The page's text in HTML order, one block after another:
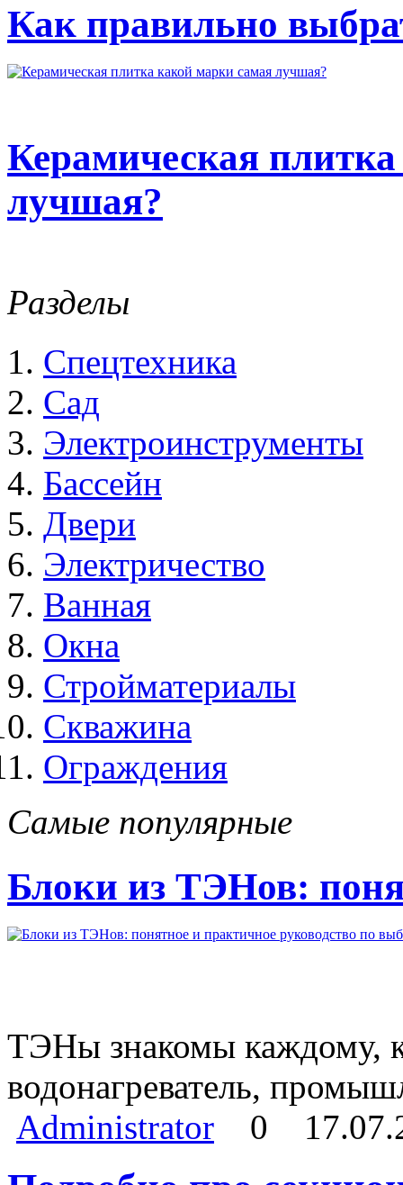
Как правильно
Керамическая
лучшая?
Разделы
Спецтехника
Сад
Электроинструменты
Бассейн
Двери
Электричество
Ванная
Окна
Стройматериалы
Скважина
Ограждения
Самые популярные
Блоки из ТЭНов:
ТЭНы знакомы каждому,
водонагреватель,
Administrator
0